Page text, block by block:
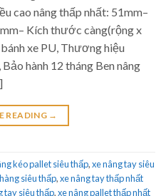
cao nâng thấp nhất: 51mm–
Kích thước càng(rộng x
xe PU, Thương hiệu
hành 12 tháng Ben nâng
READING →
kéo pallet siêu thấp,xe nâng tay siêu
siêu thấp,xe nâng tay thấp nhất
tay siêu thấp,xe nâng pallet thấp nhất